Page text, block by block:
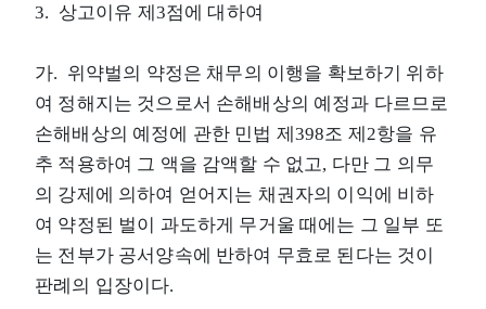
3. 상고이유 제3점에 대하여
가. 위약벌의 약정은 채무의 이행을 확보하기 위하
여 정해지는 것으로서 손해배상의 예정과 다르므로
손해배상의 예정에 관한 민법 제398조 제2항을 유
추 적용하여 그 액을 감액할 수 없고, 다만 그 의무
의 강제에 의하여 얻어지는 채권자의 이익에 비하
여 약정된 벌이 과도하게 무거울 때에는 그 일부 또
는 전부가 공서양속에 반하여 무효로 된다는 것이
판례의 입장이다.